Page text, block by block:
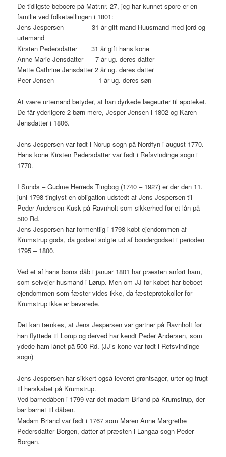
De tidligste beboere på Matr.nr. 27, jeg har kunnet spore er en
familie ved folketællingen i 1801:
Jens Jespersen 31 år gift mand Huusmand med jord og
urtemand
Kirsten Pedersdatter 31 år gift hans kone
Anne Marie Jensdatter 7 år ug. deres datter
Mette Cathrine Jensdatter 2 år ug. deres datter
Peer Jensen 1 år ug. deres søn
At være urtemand betyder, at han dyrkede lægeurter til apoteket.
De får yderligere 2 børn mere, Jesper Jensen i 1802 og Karen
Jensdatter i 1806.
Jens Jespersen var født i Norup sogn på Nordfyn i august 1770.
Hans kone Kirsten Pedersdatter var født i Refsvindinge sogn i
1770.
I Sunds – Gudme Herreds Tingbog (1740 – 1927) er der den 11.
juni 1798 tinglyst en obligation udstedt af Jens Jespersen til
Peder Andersen Kusk på Ravnholt som sikkerhed for et lån på
500 Rd.
Jens Jespersen har formentlig i 1798 købt ejendommen af
Krumstrup gods, da godset solgte ud af bøndergodset i perioden
1795 – 1800.
Ved et af hans børns dåb i januar 1801 har præsten anført ham,
som selvejer husmand i Lørup. Men om JJ før købet har beboet
ejendommen som fæster vides ikke, da fæsteprotokoller for
Krumstrup ikke er bevarede.
Det kan tænkes, at Jens Jespersen var gartner på Ravnholt før
han flyttede til Lørup og derved har kendt Peder Andersen, som
ydede ham lånet på 500 Rd. (JJ’s kone var født i Refsvindinge
sogn)
Jens Jespersen har sikkert også leveret grøntsager, urter og frugt
til herskabet på Krumstrup.
Ved barnedåben i 1799 var det madam Briand på Krumstrup, der
bar barnet til dåben.
Madam Briand var født i 1767 som Maren Anne Margrethe
Pedersdatter Borgen, datter af præsten i Langaa sogn Peder
Borgen.